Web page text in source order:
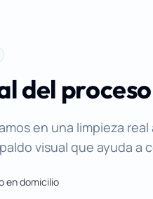
del proceso
en una limpieza
visual que ayuda a
en domicilio